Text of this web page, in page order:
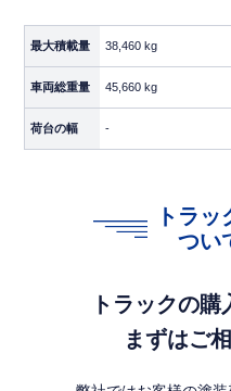
第五輪荷重
特記事項 白塗
【牽引性能】
エンジン出力 420
ど幅
第五輪荷重9.7t・420馬力・
キャブにより、長距離運行
最大積載量 38,460 kg
車両総重量 45,660 kg
荷台の幅 -
トラ
つい
トラックの
まずはご